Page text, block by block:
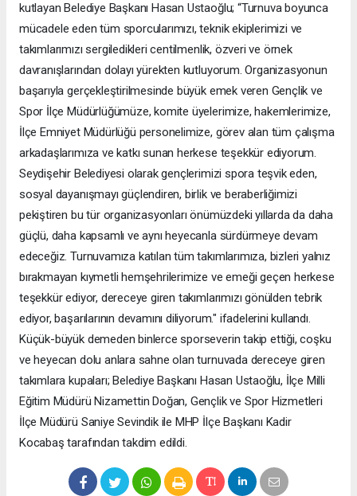
kutlayan Belediye Başkanı Hasan Ustaoğlu; “Turnuva boyunca
mücadele eden tüm sporcularımızı, teknik ekiplerimizi ve
takımlarımızı sergiledikleri centilmenlik, özveri ve örnek
davranışlarından dolayı yürekten kutluyorum. Organizasyonun
başarıyla gerçekleştirilmesinde büyük emek veren Gençlik ve
Spor İlçe Müdürlüğümüze, komite üyelerimize, hakemlerimize,
İlçe Emniyet Müdürlüğü personelimize, görev alan tüm çalışma
arkadaşlarımıza ve katkı sunan herkese teşekkür ediyorum.
Seydişehir Belediyesi olarak gençlerimizi spora teşvik eden,
sosyal dayanışmayı güçlendiren, birlik ve beraberliğimizi
pekiştiren bu tür organizasyonları önümüzdeki yıllarda da daha
güçlü, daha kapsamlı ve aynı heyecanla sürdürmeye devam
edeceğiz. Turnuvamıza katılan tüm takımlarımıza, bizleri yalnız
bırakmayan kıymetli hemşehrilerimize ve emeği geçen herkese
teşekkür ediyor, dereceye giren takımlarımızı gönülden tebrik
ediyor, başarılarının devamını diliyorum." ifadelerini kullandı.
Küçük-büyük demeden binlerce sporseverin takip ettiği, coşku
ve heyecan dolu anlara sahne olan turnuvada dereceye giren
takımlara kupaları; Belediye Başkanı Hasan Ustaoğlu, İlçe Milli
Eğitim Müdürü Nizamettin Doğan, Gençlik ve Spor Hizmetleri
İlçe Müdürü Saniye Sevindik ile MHP İlçe Başkanı Kadir
Kocabaş tarafından takdim edildi.